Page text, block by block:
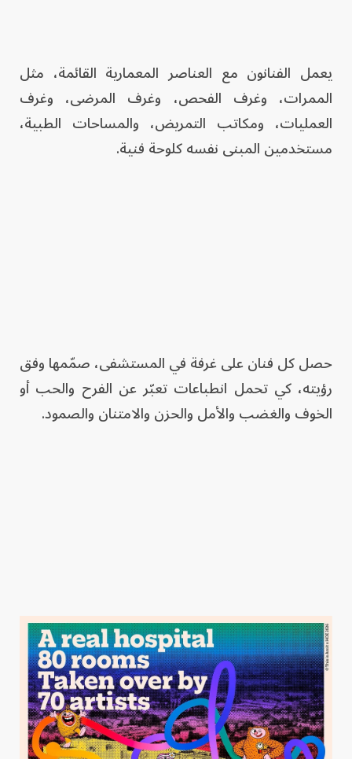
يعمل الفنانون مع العناصر المعمارية القائمة، مثل
الممرات، وغرف الفحص، وغرف المرضى، وغرف
العمليات، ومكاتب التمريض، والمساحات الطبية،
مستخدمين المبنى نفسه كلوحة فنية.
حصل كل فنان على غرفة في المستشفى، صمّمها وفق
رؤيته، كي تحمل انطباعات تعبّر عن الفرح والحب أو
الخوف والغضب والأمل والحزن والامتنان والصمود.